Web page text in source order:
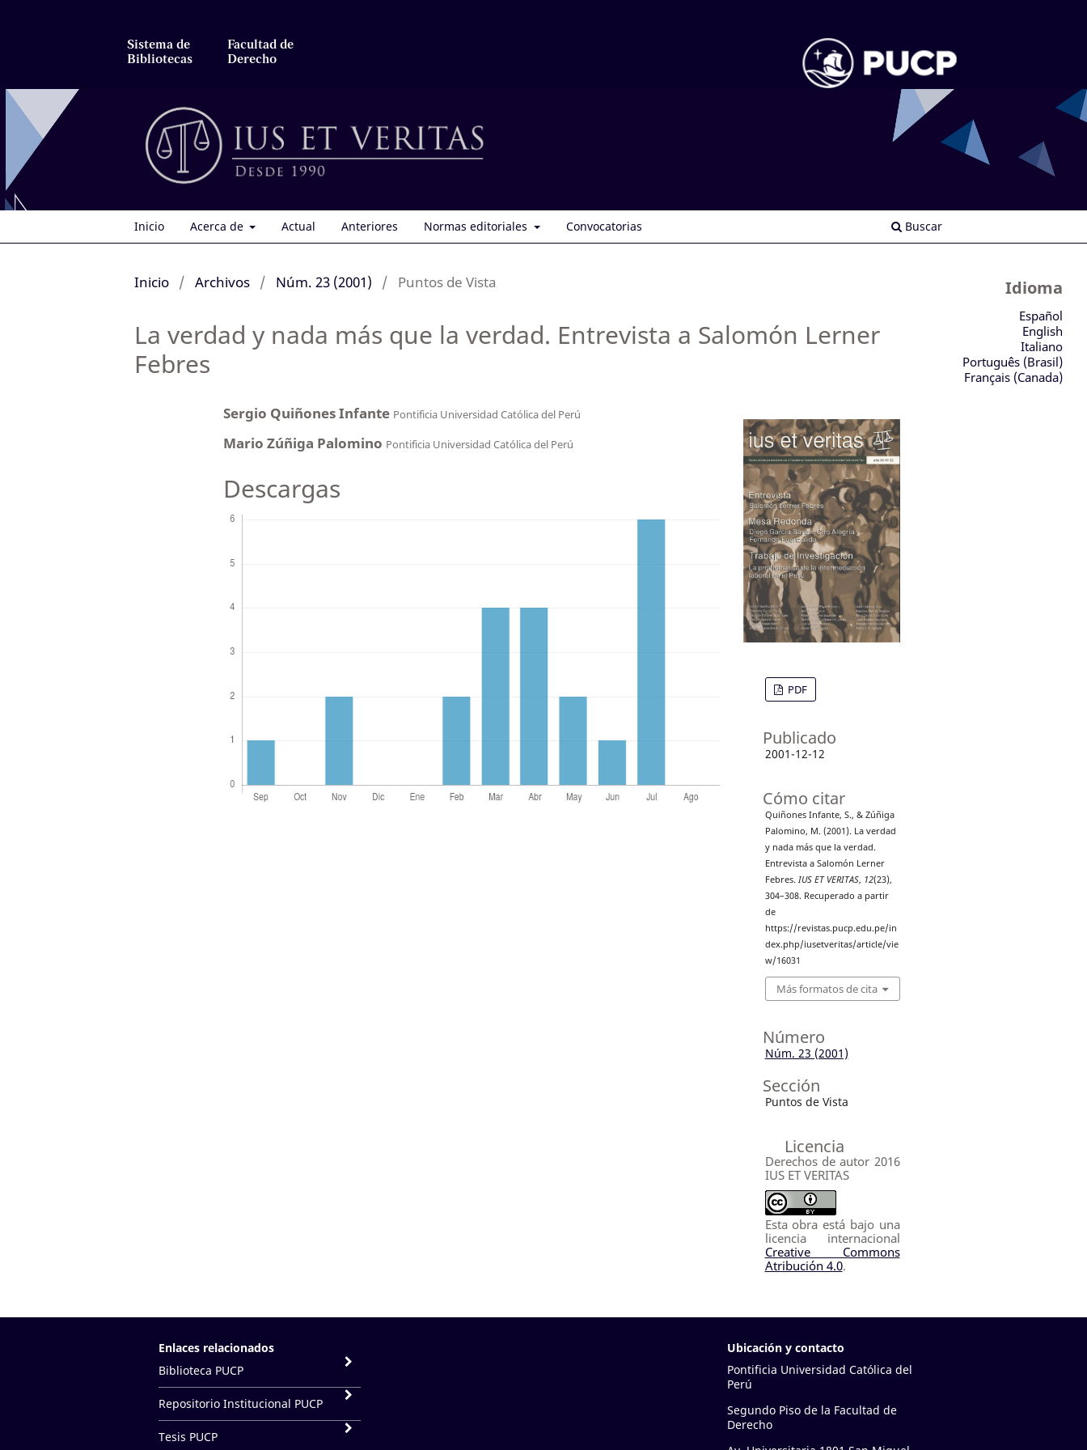
Sistema de
Bibliotecas
Facultad de
Derecho
Inicio Acerca de Actual Anteriores Normas editoriales Convocatorias Buscar
Inicio / Archivos / Núm. 23 (2001) / Puntos de Vista
La verdad y nada más que la verdad. Entrevista a Salomón Lerner
Febres
Sergio Quiñones Infante Pontificia Universidad Católica del Perú
Mario Zúñiga Palomino Pontificia Universidad Católica del Perú
Descargas
PDF
Publicado
2001-12-12
Cómo citar
Quiñones Infante, S., & Zúñiga
Palomino, M. (2001). La verdad
y nada más que la verdad.
Entrevista a Salomón Lerner
Febres. IUS ET VERITAS, 12(23),
304–308. Recuperado a partir
de
https://revistas.pucp.edu.pe/in
dex.php/iusetveritas/article/vie
w/16031
Más formatos de cita
Número
Núm. 23 (2001)
Sección
Puntos de Vista
Licencia
Derechos de autor 2016
IUS ET VERITAS
Esta obra está bajo una
licencia internacional
Creative Commons
Atribución 4.0.
Idioma
Español
English
Italiano
Português (Brasil)
Français (Canada)
Enlaces relacionados
Biblioteca PUCP
Repositorio Institucional PUCP
Tesis PUCP
Ubicación y contacto
Pontificia Universidad Católica del
Perú
Segundo Piso de la Facultad de
Derecho